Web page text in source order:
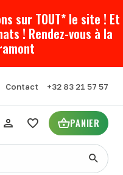
sur TOUT* le site ! Et
! Rendez-vous à la
Contact +32 83 21 57 57
PANIER